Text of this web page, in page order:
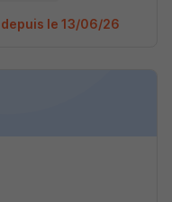
le 13/06/26